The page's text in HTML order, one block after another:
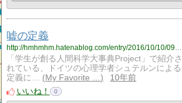
嘘の定義
http://hmhmhm.hatenablog.com/entry/2016/10/10/095735
「学生が創る人間科学大事典Project」で紹介さ
れている、ドイツの心理学者シュテルンによる
定義に…
My Favorite …
10年前
いいね！
0